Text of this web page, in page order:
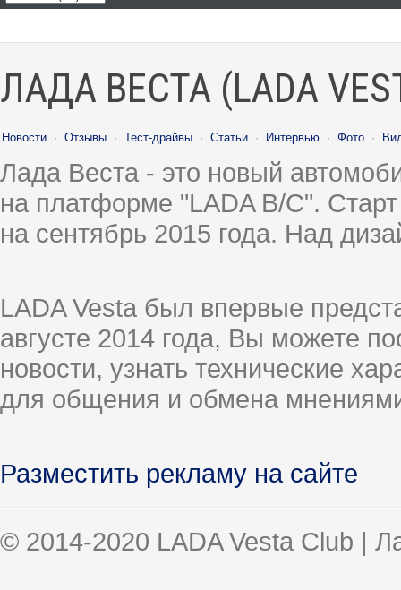
ЛАДА ВЕСТА (LADA
Новости · Отзывы · Тест-драйвы · Статьи · Интервью · Фото ·
Лада Веста - это новый
на платформе "LADA B/C".
на сентябрь 2015 года. Над
LADA Vesta был впервые
августе 2014 года, Вы можете
новости, узнать технические
для общения и обмена
Разместить рекламу на сайте
© 2014-2020 LADA Vesta Club |